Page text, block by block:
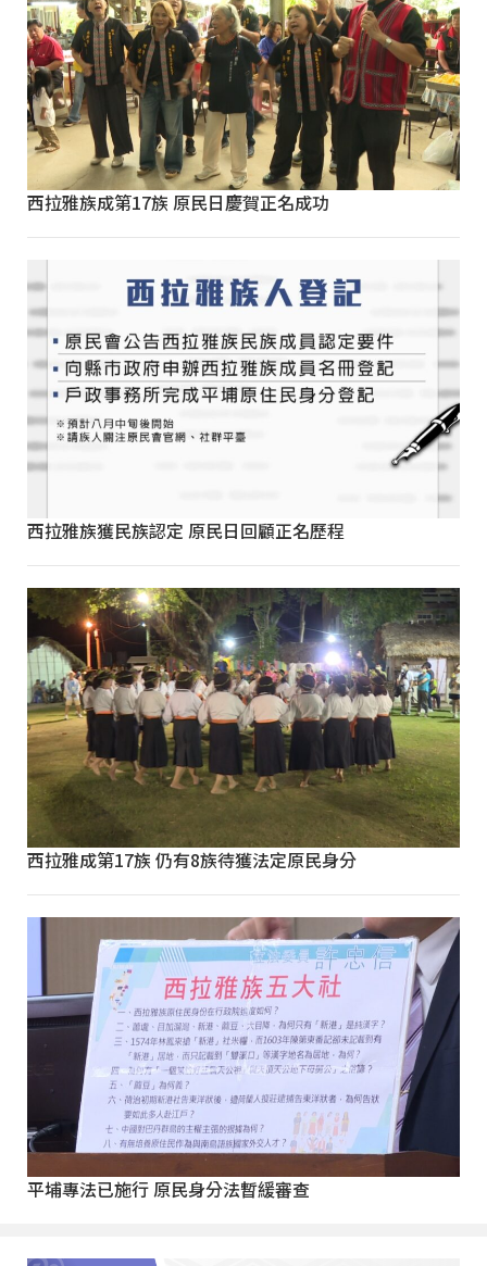
西拉雅族成第17族 原民日慶賀正名成功
西拉雅族獲民族認定 原民日回顧正名歷程
西拉雅成第17族 仍有8族待獲法定原民身分
平埔專法已施行 原民身分法暫緩審查